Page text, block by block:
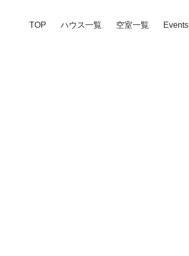
TOP ハウス一覧 空室一覧 Events